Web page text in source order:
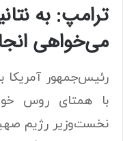
ترامپ: به
می‌خواهی
رئیس‌جمهور آمریکا
با همتای روس
نخست‌وزیر رژیم